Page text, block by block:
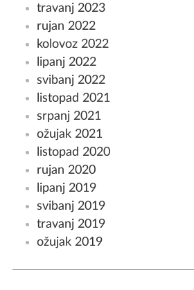
travanj 2023
rujan 2022
kolovoz 2022
lipanj 2022
svibanj 2022
listopad 2021
srpanj 2021
ožujak 2021
listopad 2020
rujan 2020
lipanj 2019
svibanj 2019
travanj 2019
ožujak 2019